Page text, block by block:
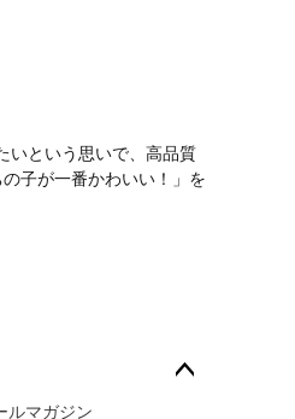
いという思いで、高品質
子が一番かわいい！」を
ルマガジン